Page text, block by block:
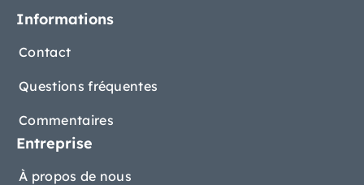
Informations
Contact
Questions fréquentes
Commentaires
Entreprise
À propos de nous